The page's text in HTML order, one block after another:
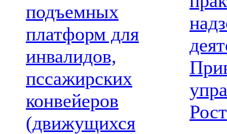
подъемных
платформ для
инвалидов,
пссажирских
конвейеров
(движущихся